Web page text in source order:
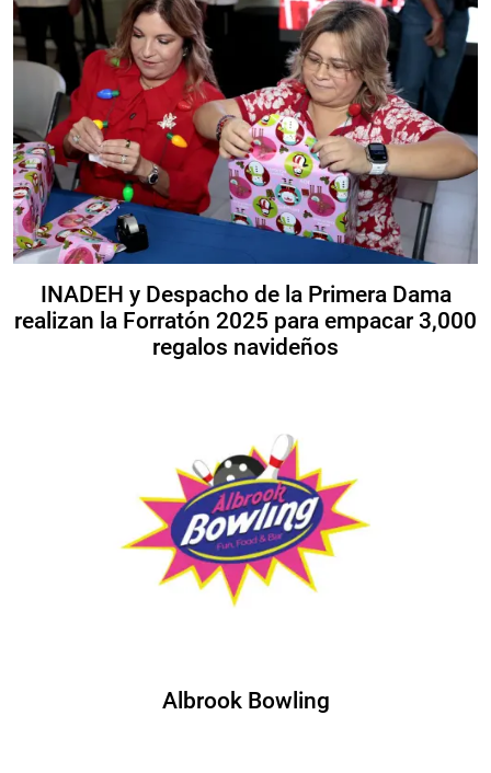
INADEH y Despacho de la Primera Dama
realizan la Forratón 2025 para empacar 3,000
regalos navideños
Albrook Bowling